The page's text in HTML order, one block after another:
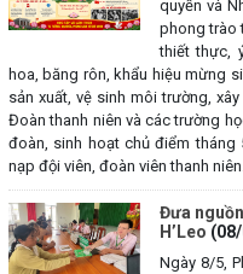
quyền và
phong trào
thiết thực,
hoa, băng rôn, khẩu hiệu mừng
sản xuất, vệ sinh môi trường,
Đoàn thanh niên và các trường
đoàn, sinh hoạt chủ điểm tháng
nạp đội viên, đoàn viên thanh
Đưa
H’Leo
Ngày 8/5,